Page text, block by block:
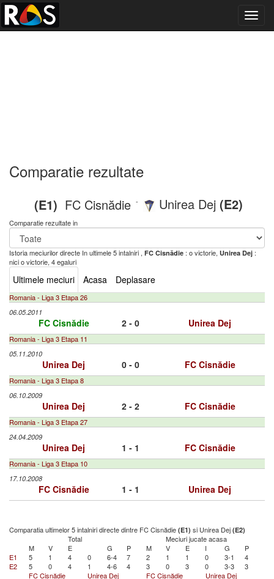
Comparatie rezultate
(E1) FC Cisnădie - Unirea Dej (E2)
Comparatie rezultate in
Istoria meciurilor directe In ultimele 5 intalniri , FC Cisnădie : o victorie, Unirea Dej :
nici o victorie, 4 egaluri
Ultimele meciuri Acasa Deplasare
Romania - Liga 3 Etapa 26
06.05.2011
FC Cisnădie 2 - 0 Unirea Dej
Romania - Liga 3 Etapa 11
05.11.2010
Unirea Dej 0 - 0 FC Cisnădie
Romania - Liga 3 Etapa 8
06.10.2009
Unirea Dej 2 - 2 FC Cisnădie
Romania - Liga 3 Etapa 27
24.04.2009
Unirea Dej 1 - 1 FC Cisnădie
Romania - Liga 3 Etapa 10
17.10.2008
FC Cisnădie 1 - 1 Unirea Dej
Comparatia ultimelor 5 intalniri directe dintre FC Cisnădie (E1) si Unirea Dej (E2)
Total
Meciuri jucate acasa
M
V E G P M V E I G
P
E1
5 1 4 0 6-4 7 2 1 1 0 3-1
4
E2
5 0 4 1 4-6 4 3 0 3 0 3-3
3
FC Cisnădie
Unirea Dej FC Cisnădie
Unirea Dej